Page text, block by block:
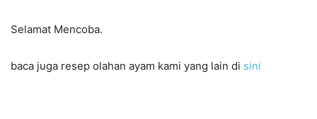
Selamat Mencoba.
baca juga resep olahan ayam kami yang lain di sini